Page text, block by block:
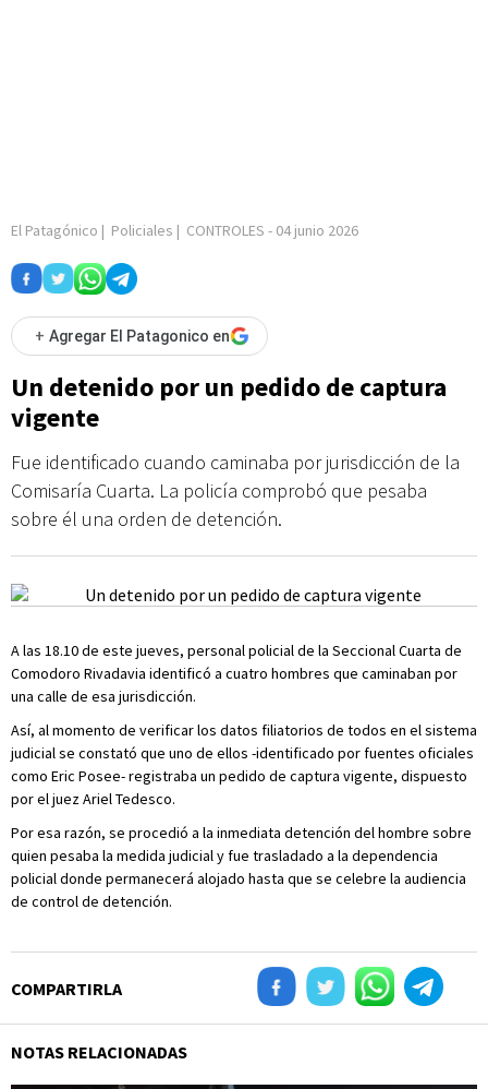
El Patagónico | Policiales | CONTROLES - 04 junio 2026
+ Agregar El Patagonico en
Un detenido por un pedido de captura
vigente
Fue identificado cuando caminaba por jurisdicción de la
Comisaría Cuarta. La policía comprobó que pesaba
sobre él una orden de detención.
A las 18.10 de este jueves, personal policial de la Seccional Cuarta de
Comodoro Rivadavia identificó a cuatro hombres que caminaban por
una calle de esa jurisdicción.
Así, al momento de verificar los datos filiatorios de todos en el sistema
judicial se constató que uno de ellos -identificado por fuentes oficiales
como Eric Posee- registraba un pedido de captura vigente, dispuesto
por el juez Ariel Tedesco.
Por esa razón, se procedió a la inmediata detención del hombre sobre
quien pesaba la medida judicial y fue trasladado a la dependencia
policial donde permanecerá alojado hasta que se celebre la audiencia
de control de detención.
COMPARTIRLA
NOTAS RELACIONADAS